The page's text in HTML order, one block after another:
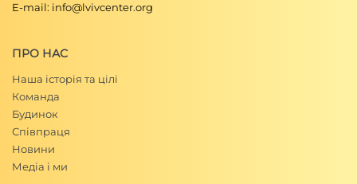
E-mail: info@lvivcenter.org
ПРО НАС
Наша історія та цілі
Команда
Будинок
Співпраця
Новини
Медіа і ми